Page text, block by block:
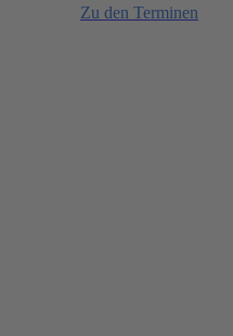
Zu den Terminen